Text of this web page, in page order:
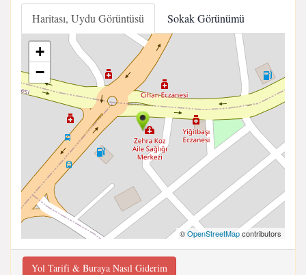
Haritası, Uydu Görüntüsü Sokak Görünümü
+
−
©OpenStreetMapcontributors
Yol Tarifi & Buraya Nasıl Giderim